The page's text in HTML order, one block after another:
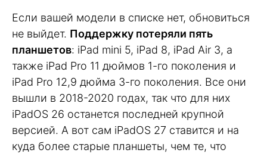
Если вашей модели в списке нет, обновиться
не выйдет. Поддержку потеряли пять
планшетов: iPad mini 5, iPad 8, iPad Air 3, а
также iPad Pro 11 дюймов 1-го поколения и
iPad Pro 12,9 дюйма 3-го поколения. Все они
вышли в 2018-2020 годах, так что для них
iPadOS 26 останется последней крупной
версией. А вот сам iPadOS 27 ставится и на
куда более старые планшеты, чем те, что